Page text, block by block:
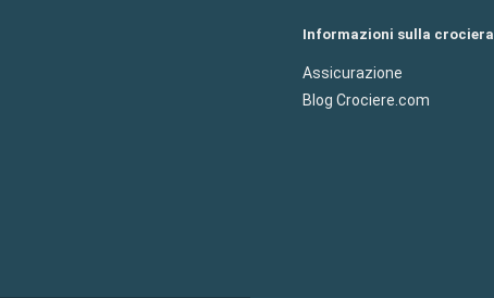
Informazioni sulla crociera
Assicurazione
Blog Crociere.com